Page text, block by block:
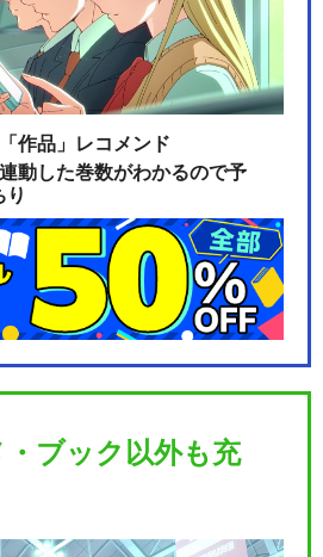
作品」レコメンド
動した巻数がわかるので予
ブック以外も充